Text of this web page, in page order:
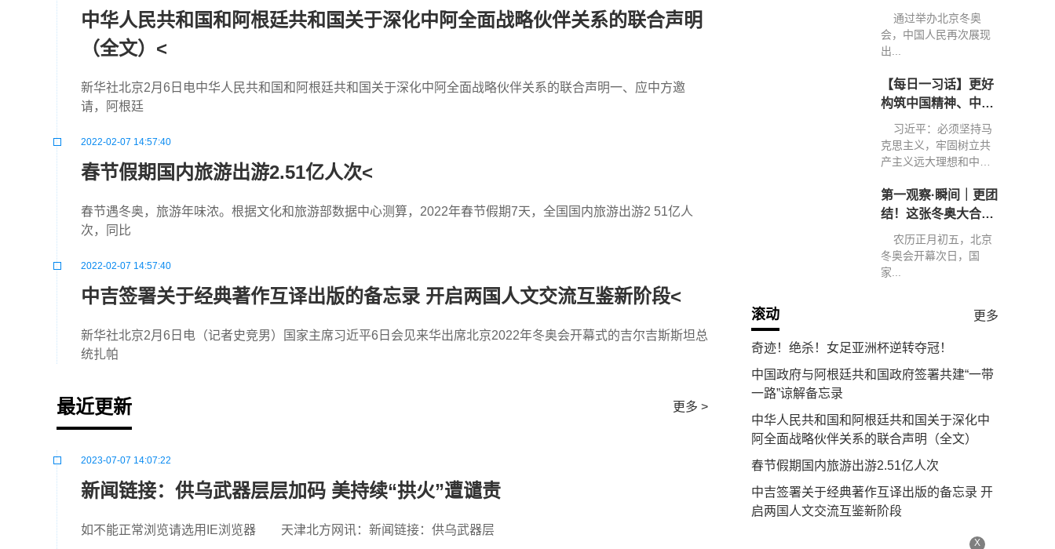
中华人民共和国和阿根廷共和国关于深化中阿全面战略伙伴关系的联合声明
（全文）<
新华社北京2月6日电中华人民共和国和阿根廷共和国关于深化中阿全面战略伙伴关系的联合声明一、应中方邀
请，阿根廷
2022-02-07 14:57:40
春节假期国内旅游出游2.51亿人次<
春节遇冬奥，旅游年味浓。根据文化和旅游部数据中心测算，2022年春节假期7天，全国国内旅游出游2 51亿人
次，同比
2022-02-07 14:57:40
中吉签署关于经典著作互译出版的备忘录 开启两国人文交流互鉴新阶段<
新华社北京2月6日电（记者史竞男）国家主席习近平6日会见来华出席北京2022年冬奥会开幕式的吉尔吉斯斯坦总
统扎帕
最近更新 更多 >
2023-07-07 14:07:22
新闻链接：供乌武器层层加码 美持续“拱火”遭谴责
如不能正常浏览请选用IE浏览器 天津北方网讯：新闻链接：供乌武器层
神和力量
通过举办北京冬奥
会，中国人民再次展现
出...
【每日一习话】更好
构筑中国精神、中国
价值、中国力量
习近平：必须坚持马
克思主义，牢固树立共
产主义远大理想和中国
第一观察·瞬间｜更团
结！这张冬奥大合影
弥足珍贵
农历正月初五，北京
冬奥会开幕次日，国
家...
滚动 更多
奇迹！绝杀！女足亚洲杯逆转夺冠！
中国政府与阿根廷共和国政府签署共建“一带
一路”谅解备忘录
中华人民共和国和阿根廷共和国关于深化中
阿全面战略伙伴关系的联合声明（全文）
春节假期国内旅游出游2.51亿人次
中吉签署关于经典著作互译出版的备忘录 开
启两国人文交流互鉴新阶段
X